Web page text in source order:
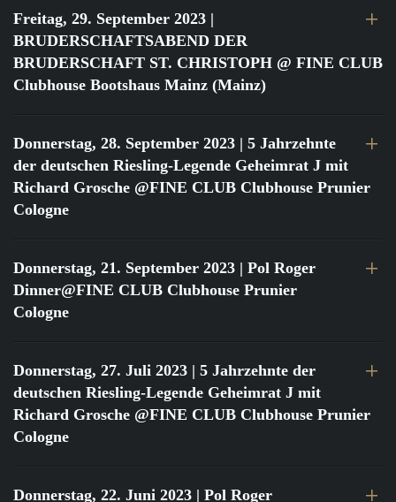
Freitag, 29. September 2023 |
BRUDERSCHAFTSABEND DER
BRUDERSCHAFT ST. CHRISTOPH @ FINE CLUB
Clubhouse Bootshaus Mainz (Mainz)
Donnerstag, 28. September 2023 | 5 Jahrzehnte
der deutschen Riesling-Legende Geheimrat J mit
Richard Grosche @FINE CLUB Clubhouse Prunier
Cologne
Donnerstag, 21. September 2023 | Pol Roger
Dinner@FINE CLUB Clubhouse Prunier
Cologne
Donnerstag, 27. Juli 2023 | 5 Jahrzehnte der
deutschen Riesling-Legende Geheimrat J mit
Richard Grosche @FINE CLUB Clubhouse Prunier
Cologne
Donnerstag, 22. Juni 2023 | Pol Roger